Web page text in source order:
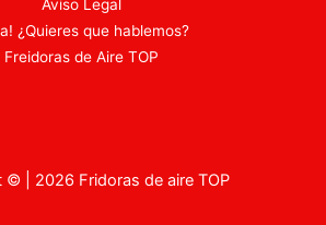
Aviso Legal
¿Quieres que hablemos?
Freidoras de Aire TOP
© | 2026 Fridoras de aire TOP